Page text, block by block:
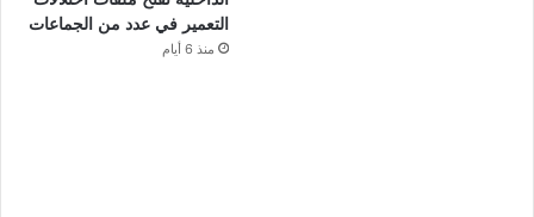
التعمير في عدد من الجماعات
منذ 6 أيام